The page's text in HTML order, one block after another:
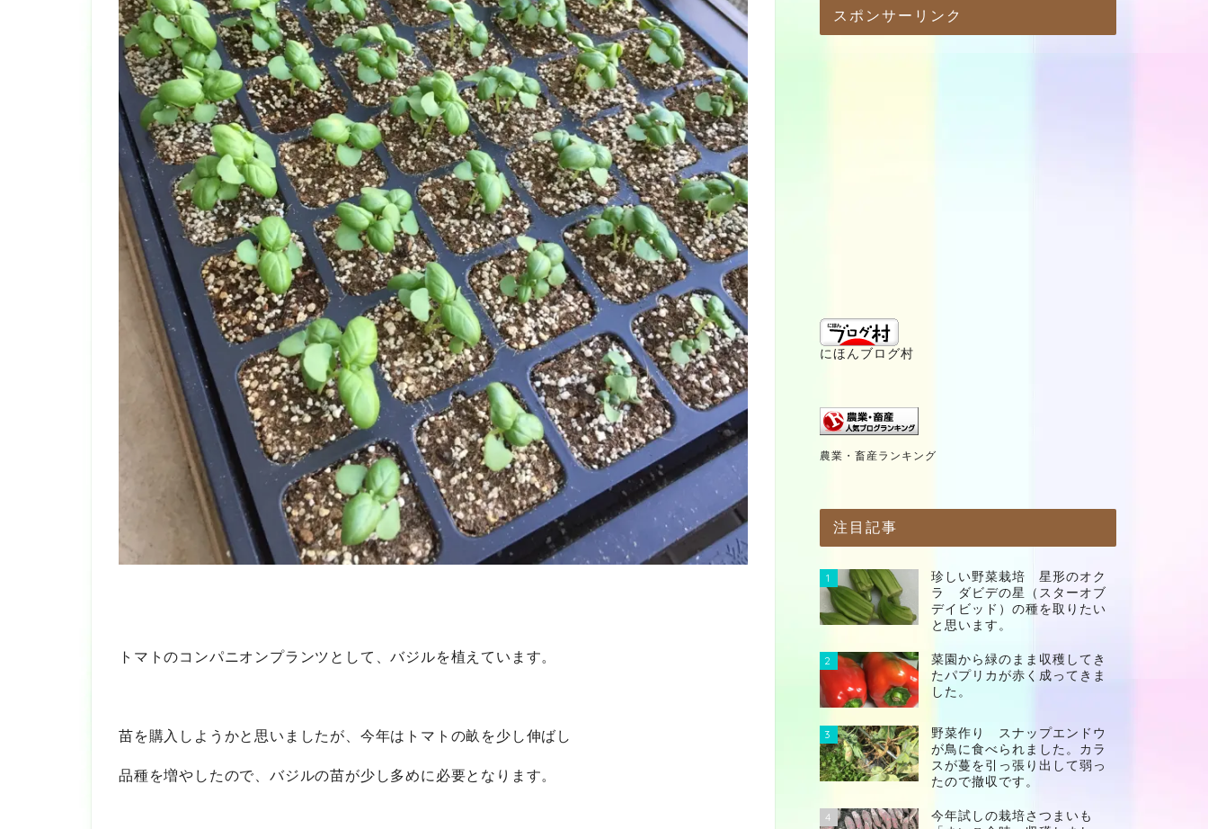
トマトのコンパニオンプランツとして、バジルを植えています。
苗を購入しようかと思いましたが、今年はトマトの畝を少し伸ばし
品種を増やしたので、バジルの苗が少し多めに必要となります。
スポンサーリンク
にほんブログ村
農業・畜産ランキング
注目記事
1
珍しい野菜栽培 星形のオク
ラ ダビデの星（スターオブ
デイビッド）の種を取りたい
と思います。
2
菜園から緑のまま収穫してき
たパプリカが赤く成ってきま
した。
3
野菜作り スナップエンドウ
が鳥に食べられました。カラ
スが蔓を引っ張り出して弱っ
たので撤収です。
4
今年試しの栽培さつまいも